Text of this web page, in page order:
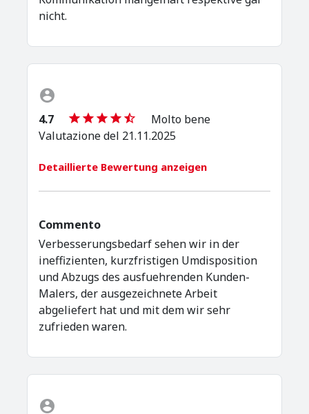
nicht.
4.7
Molto bene
Valutazione del 21.11.2025
Detaillierte Bewertung anzeigen
Commento
Verbesserungsbedarf sehen wir in der
ineffizienten, kurzfristigen Umdisposition
und Abzugs des ausfuehrenden Kunden-
Malers, der ausgezeichnete Arbeit
abgeliefert hat und mit dem wir sehr
zufrieden waren.